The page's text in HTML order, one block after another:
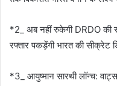
*2_ अब नहीं रुकेगी DRDO की
रफ्तार पकड़ेंगी भारत की सीक्रेट
*3_ आयुष्मान सारथी लॉन्च: